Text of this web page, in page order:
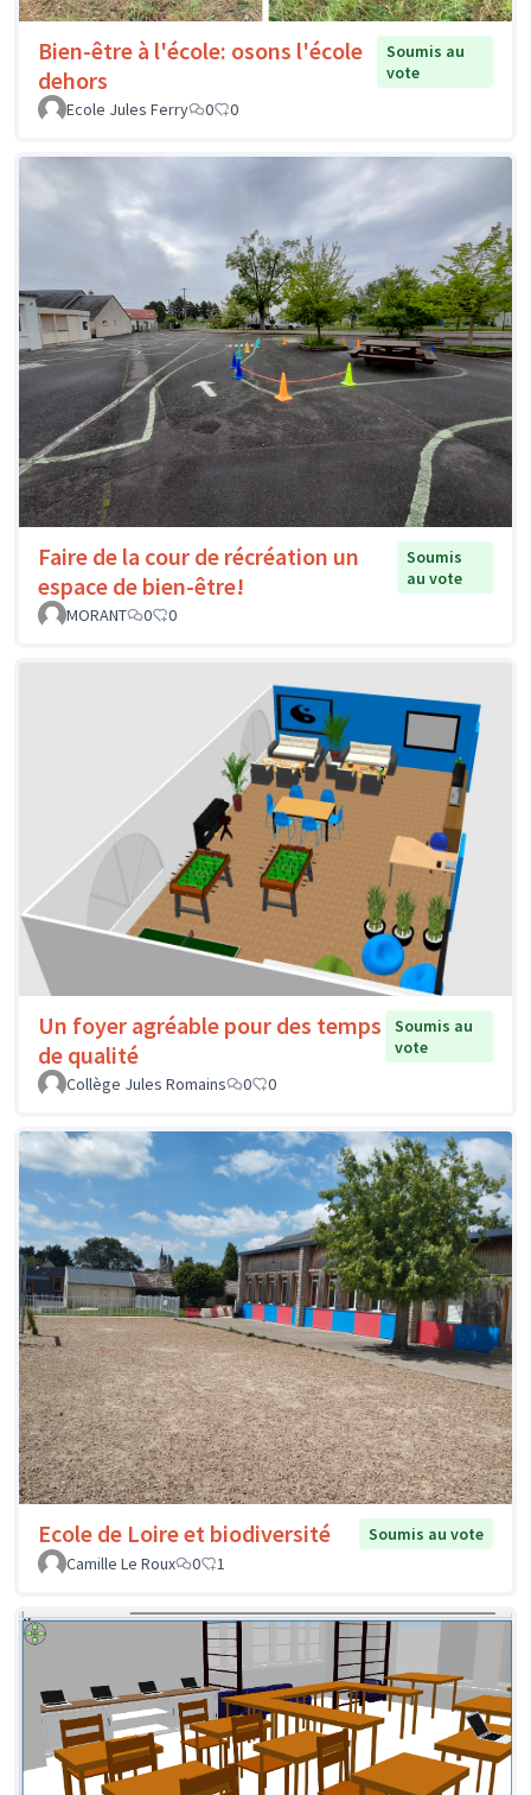
Bien-être à l'école: osons l'école
dehors
Soumis au
vote
Ecole Jules Ferry
0 0
Faire de la cour de récréation un
espace de bien-être!
Soumis
au vote
MORANT
0 0
Un foyer agréable pour des temps
de qualité
Soumis au
vote
Collège Jules Romains
0 0
Ecole de Loire et biodiversité
Soumis au vote
Camille Le Roux
0 1